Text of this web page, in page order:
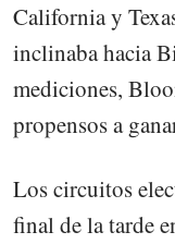
California y
inclinaba hacia
mediciones,
propensos a
Los circuitos
final de la tarde